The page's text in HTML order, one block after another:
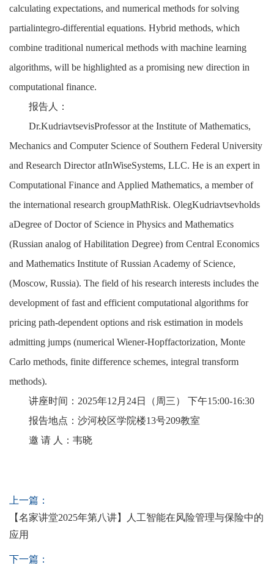
calculating expectations, and numerical methods for solving
partialintegro-differential equations. Hybrid methods, which
combine traditional numerical methods with machine learning
algorithms, will be highlighted as a promising new direction in
computational finance.
报告人：
Dr.KudriavtsevisProfessor at the Institute of Mathematics,
Mechanics and Computer Science of Southern Federal University
and Research Director atInWiseSystems, LLC. He is an expert in
Computational Finance and Applied Mathematics, a member of
the international research groupMathRisk. OlegKudriavtsevholds
aDegree of Doctor of Science in Physics and Mathematics
(Russian analog of Habilitation Degree) from Central Economics
and Mathematics Institute of Russian Academy of Science,
(Moscow, Russia). The field of his research interests includes the
development of fast and efficient computational algorithms for
pricing path-dependent options and risk estimation in models
admitting jumps (numerical Wiener-Hopffactorization, Monte
Carlo methods, finite difference schemes, integral transform
methods).
讲座时间：2025年12月24日（周三） 下午15:00-16:30
报告地点：沙河校区学院楼13号209教室
邀 请 人：韦晓
上一篇：
【名家讲堂2025年第八讲】人工智能在风险管理与保险中的
应用
下一篇：